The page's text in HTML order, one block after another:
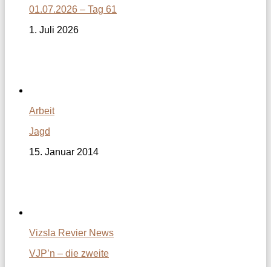
01.07.2026 – Tag 61
1. Juli 2026
Arbeit
Jagd
15. Januar 2014
Vizsla Revier News
VJP’n – die zweite